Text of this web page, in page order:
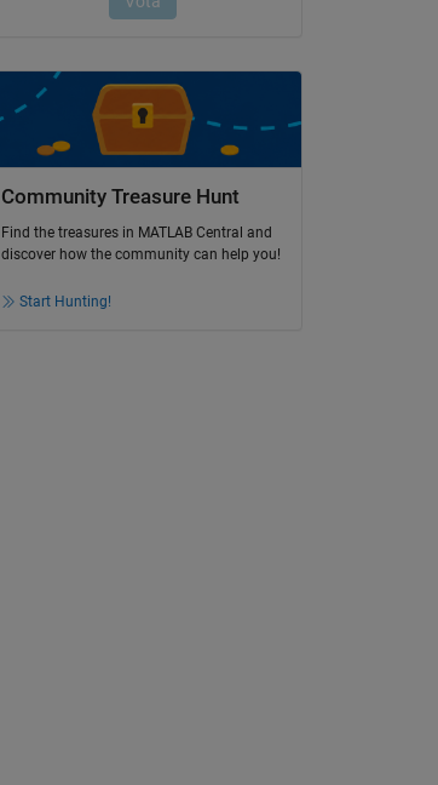
Community Treasure Hunt
Find the treasures in MATLAB Central and
discover how the community can help you!
Start Hunting!